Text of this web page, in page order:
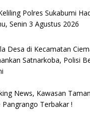
Polres Sukabumi
Senin 3 Agustus 2026
Desa di Kecamatan
Satnarkoba, Polisi
News, Kawasan
Pangrango Terbakar !